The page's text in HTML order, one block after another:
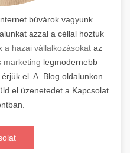
búvárok vagyunk.
azzal a céllal hoztuk
a hazai vállalkozásokataz
marketing legmodernebb
el. A Blog oldalunkon
el üzenetedet a Kapcsolat